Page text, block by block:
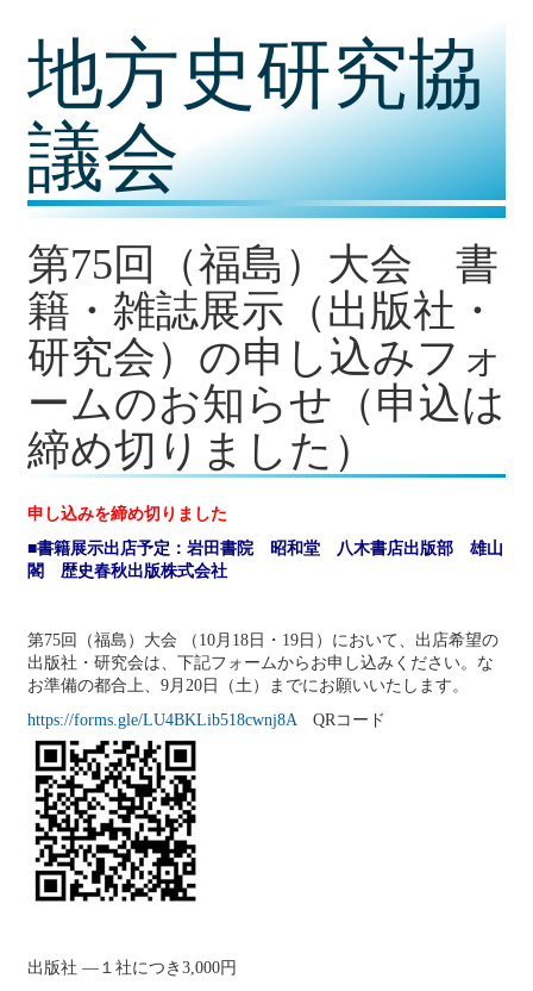
地方史研究協
議会
第75回（福島）大会 書
籍・雑誌展示（出版社・
研究会）の申し込みフォ
ームのお知らせ（申込は
締め切りました）
申し込みを締め切りました
■書籍展示出店予定：岩田書院 昭和堂 八木書店出版部 雄山
閣 歴史春秋出版株式会社
第75回（福島）大会 （10月18日・19日）において、出店希望の
出版社・研究会は、下記フォームからお申し込みください。な
お準備の都合上、9月20日（土）までにお願いいたします。
https://forms.gle/LU4BKLib518cwnj8AQRコード
出版社 ―１社につき3,000円